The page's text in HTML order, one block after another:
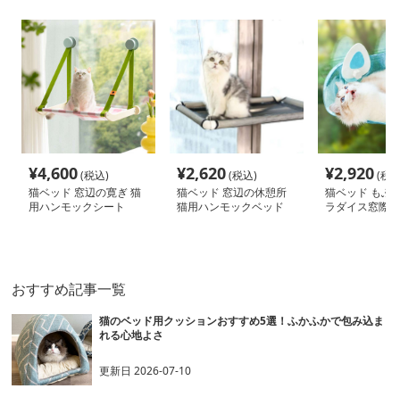
¥4,600(税込)
猫ベッド 窓辺の寛ぎ 猫
用ハンモックシート
¥2,620(税込)
猫ベッド 窓辺の休憩所
猫用ハンモックベッド
¥2,920(税
猫ベッド もふ
ラダイス窓際
おすすめ記事一覧
猫のベッド用クッションおすすめ5選！ふかふかで包み込ま
れる心地よさ
更新日2026-07-10